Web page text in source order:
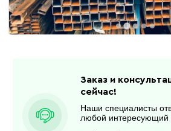
Заказ и
сейчас!
Наши специалисты
любой интересующий